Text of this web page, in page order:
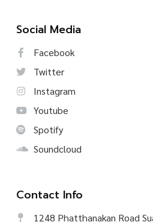
Social Media
Facebook
Twitter
Instagram
Youtube
Spotify
Soundcloud
Contact Info
1248 Phatthanakan Road